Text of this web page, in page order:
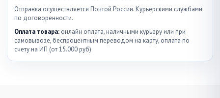
Отправка осуществляется Почтой России. Курьерскими службами
по договоренности.
Оплата товара: онлайн оплата, наличными курьеру или при
самовывозе, беспроцентным переводом на карту, оплата по
счету на ИП (от 15.000 руб)